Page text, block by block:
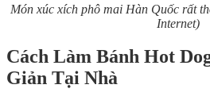
Món xúc xích phô mai Hàn Quốc rất
Internet)
Cách Làm Bánh Hot
Giản Tại Nhà